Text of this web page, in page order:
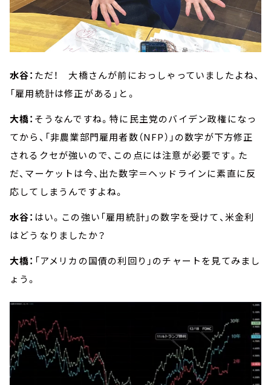
水谷： ただ！ 大橋さんが前におっしゃっていましたよね、
「雇用統計は修正がある」と。
大橋： そうなんですね。特に民主党のバイデン政権になっ
てから、「非農業部門雇用者数（NFP）」の数字が下方修正
されるクセが強いので、この点には注意が必要です。た
だ、マーケットは今、出た数字＝ヘッドラインに素直に反
応してしまうんですよね。
水谷： はい。この強い「雇用統計」の数字を受けて、米金利
はどうなりましたか？
大橋： 「アメリカの国債の利回り」のチャートを見てみまし
ょう。